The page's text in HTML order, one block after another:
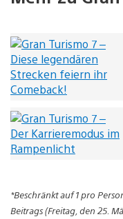
*Beschränkt auf 1 pro
Beitrags (Freitag, den 25.